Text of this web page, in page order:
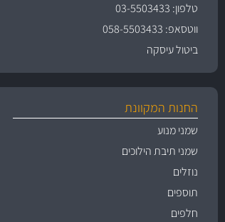
טלפון: 03-5503433
ווטסאפ: 058-5503433
ביטול עיסקה
החנות המקוונת
שמני מנוע
שמני תיבת הילוכים
נוזלים
תוספים
חלפים